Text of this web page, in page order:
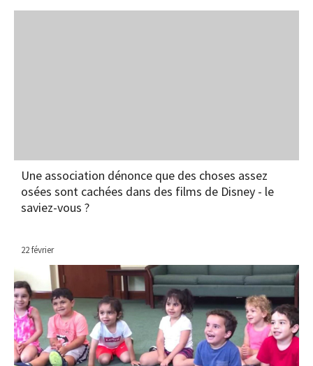
Une association dénonce que des choses assez
osées sont cachées dans des films de Disney - le
saviez-vous ?
22 février